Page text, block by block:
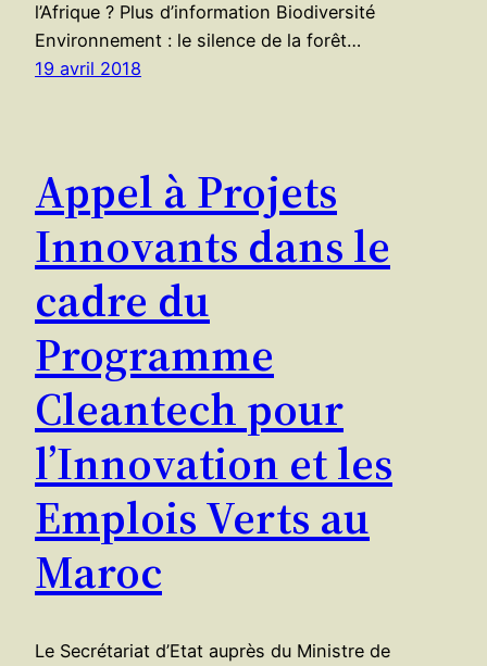
l’Afrique ? Plus d’information Biodiversité
Environnement : le silence de la forêt…
19 avril 2018
Appel à Projets
Innovants dans le
cadre du
Programme
Cleantech pour
l’Innovation et les
Emplois Verts au
Maroc
Le Secrétariat d’Etat auprès du Ministre de